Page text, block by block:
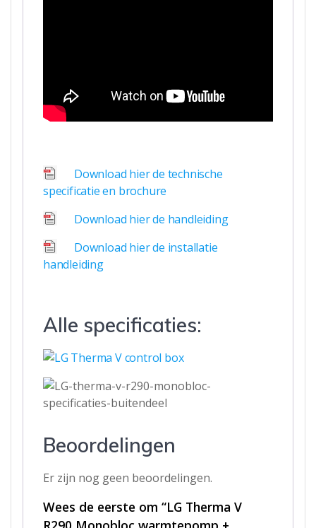
Download hier de technische
specificatie en brochure
Download hier de handleiding
Download hier de installatie
handleiding
Alle specificaties:
Beoordelingen
Er zijn nog geen beoordelingen.
Wees de eerste om “LG Therma V